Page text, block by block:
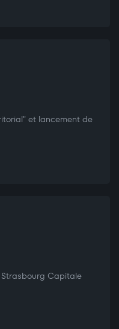
et lancement de
Capitale